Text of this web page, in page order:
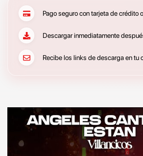
Pago seguro con tarjeta de crédito
Descargar inmediatamente
Recibe los links de descarga en tu